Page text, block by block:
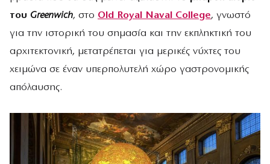
του Greenwich, στο Old Royal Naval College, γνωστό
για την ιστορική του σημασία και την εκπληκτική του
αρχιτεκτονική, μετατρέπεται για μερικές νύχτες του
χειμώνα σε έναν υπερπολυτελή χώρο γαστρονομικής
απόλαυσης.